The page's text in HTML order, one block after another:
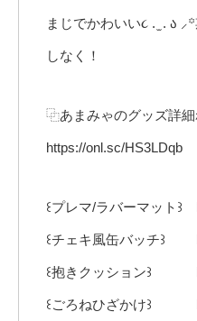
まじでかわいい૮ . ̫ . ა
しなく！
⿻あまみゃのグッズ詳
https://onl.sc/HS3LDqb
꒰プレマ/ラバーマット
꒰チェキ風缶バッチ꒱
꒰抱きクッション꒱
꒰ごろねひざかけ꒱